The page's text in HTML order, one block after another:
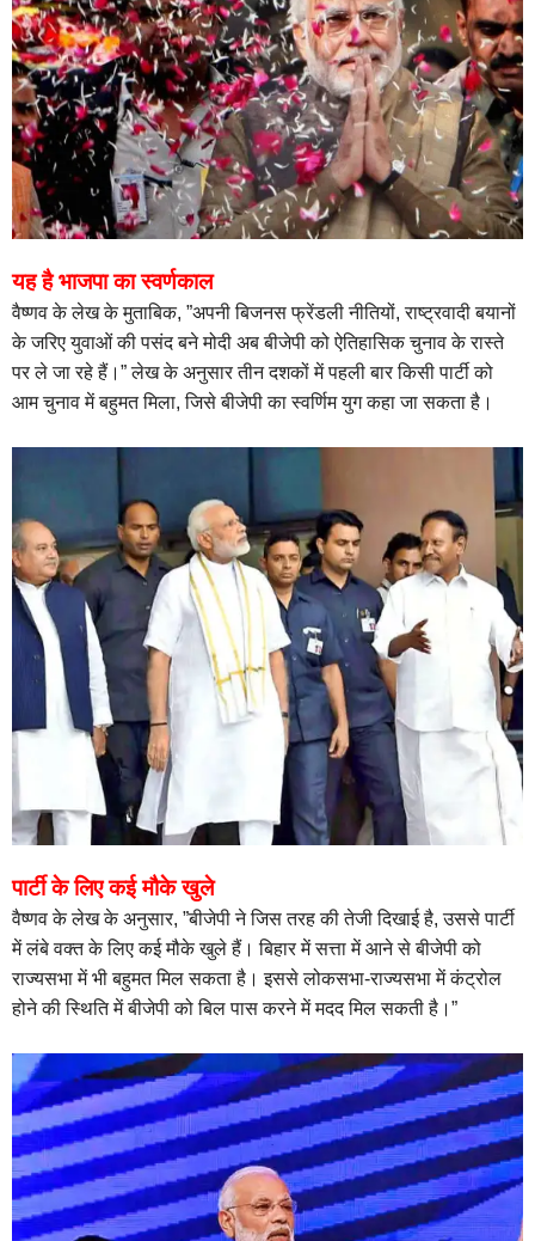
यह है भाजपा का स्वर्णकाल
वैष्णव के लेख के मुताबिक, ”अपनी बिजनस फ्रेंडली नीतियों, राष्ट्रवादी बयानों
के जरिए युवाओं की पसंद बने मोदी अब बीजेपी को ऐतिहासिक चुनाव के रास्ते
पर ले जा रहे हैं।” लेख के अनुसार तीन दशकों में पहली बार किसी पार्टी को
आम चुनाव में बहुमत मिला, जिसे बीजेपी का स्वर्णिम युग कहा जा सकता है।
पार्टी के लिए कई मौके खुले
वैष्णव के लेख के अनुसार, ”बीजेपी ने जिस तरह की तेजी दिखाई है, उससे पार्टी
में लंबे वक्त के लिए कई मौके खुले हैं। बिहार में सत्ता में आने से बीजेपी को
राज्यसभा में भी बहुमत मिल सकता है। इससे लोकसभा-राज्यसभा में कंट्रोल
होने की स्थिति में बीजेपी को बिल पास करने में मदद मिल सकती है।”